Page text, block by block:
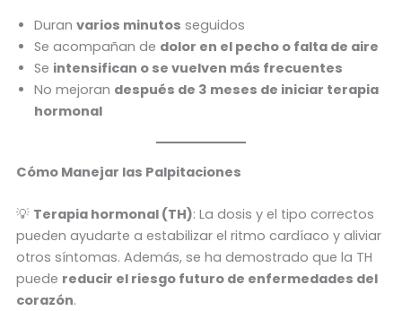
Duran varios minutos seguidos
Se acompañan de dolor en el pecho o falta de aire
Se intensifican o se vuelven más frecuentes
No mejoran después de 3 meses de iniciar terapia
hormonal
Cómo Manejar las Palpitaciones
💡 Terapia hormonal (TH): La dosis y el tipo correctos
pueden ayudarte a estabilizar el ritmo cardíaco y aliviar
otros síntomas. Además, se ha demostrado que la TH
puede reducir el riesgo futuro de enfermedades del
corazón.